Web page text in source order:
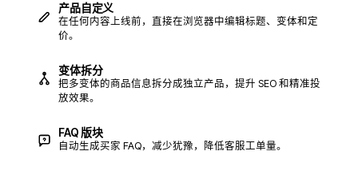
产品自定义
在任何内容上线前，直接在浏览器中编辑标题、变体和定
价。
变体拆分
把多变体的商品信息拆分成独立产品，提升 SEO 和精准投
放效果。
FAQ 版块
自动生成买家 FAQ，减少犹豫，降低客服工单量。